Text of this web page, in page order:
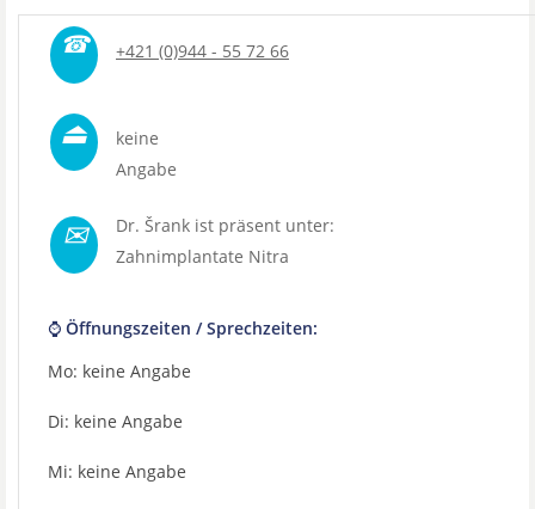
☎ +421 (0)944 - 55 72 66
⏏
keine
Angabe
✉
Dr. Šrank ist präsent unter:
Zahnimplantate Nitra
⌚ Öffnungszeiten / Sprechzeiten:
Mo: keine Angabe
Di: keine Angabe
Mi: keine Angabe